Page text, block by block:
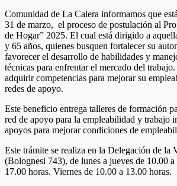
Comunidad de La Calera informamos que
31 de marzo, el proceso de postulación al
de Hogar” 2025. El cual está dirigido a
y 65 años, quienes busquen fortalecer su
favorecer el desarrollo de habilidades y
técnicas para enfrentar el mercado del
adquirir competencias para mejorar su
redes de apoyo.
Este beneficio entrega talleres de formación
red de apoyo para la empleabilidad y trabajo
apoyos para mejorar condiciones de
Este trámite se realiza en la Delegación de la
(Bolognesi 743), de lunes a jueves de 10.00
17.00 horas. Viernes de 10.00 a 13.00 horas.